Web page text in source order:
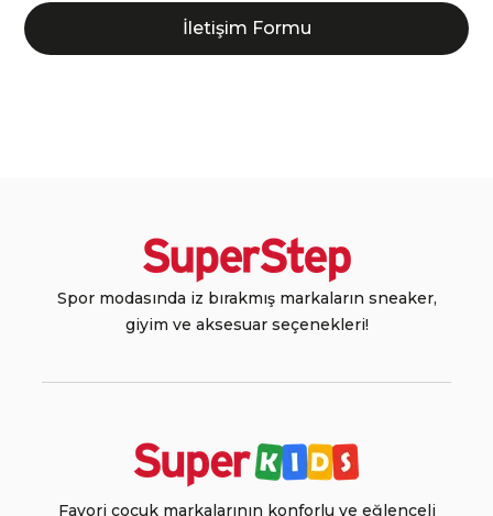
İletişim Formu
Spor modasında iz bırakmış markaların sneaker,
giyim ve aksesuar seçenekleri!
Favori çocuk markalarının konforlu ve eğlenceli